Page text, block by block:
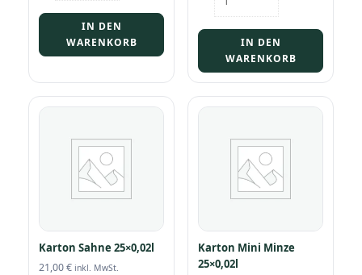
MengeIN DEN
WARENKORB
Cappuccino
MengeIN DEN
WARENKORB
Karton Sahne 25×0,02l
21,00€ inkl. MwSt.
Karton Mini Minze
25×0,02l